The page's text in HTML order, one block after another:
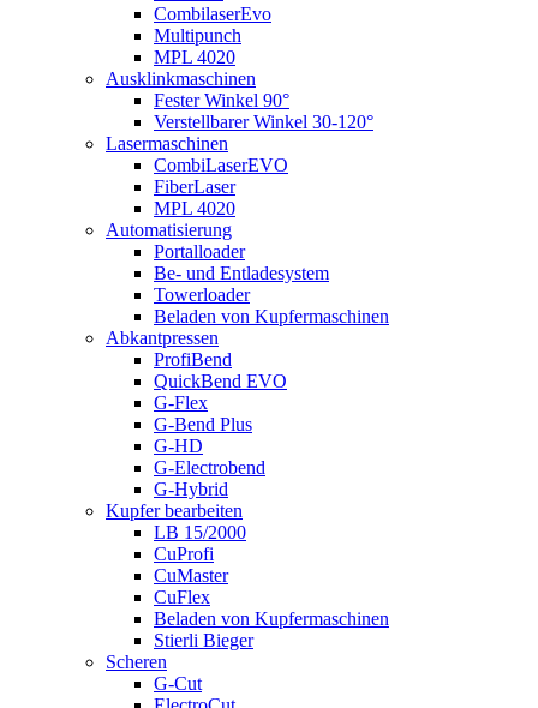
CombilaserEvo
Multipunch
MPL 4020
Ausklinkmaschinen
Fester Winkel 90°
Verstellbarer Winkel 30-120°
Lasermaschinen
CombiLaserEVO
FiberLaser
MPL 4020
Automatisierung
Portalloader
Be- und Entladesystem
Towerloader
Beladen von Kupfermaschinen
Abkantpressen
ProfiBend
QuickBend EVO
G-Flex
G-Bend Plus
G-HD
G-Electrobend
G-Hybrid
Kupfer bearbeiten
LB 15/2000
CuProfi
CuMaster
CuFlex
Beladen von Kupfermaschinen
Stierli Bieger
Scheren
G-Cut